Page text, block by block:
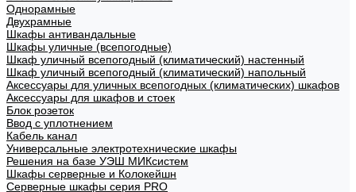
Однорамные
Двухрамные
Шкафы антивандальные
Шкафы уличные (всепогодные)
Шкаф уличный всепогодный (климатический) настенный
Шкаф уличный всепогодный (климатический) напольный
Аксессуары для уличных всепогодных (климатических) шкафов
Аксессуары для шкафов и стоек
Блок розеток
Ввод с уплотнением
Кабель канал
Универсальные электротехнические шкафы
Решения на базе УЭШ МИКсистем
Шкафы серверные и Колокейшн
Серверные шкафы серия PRO